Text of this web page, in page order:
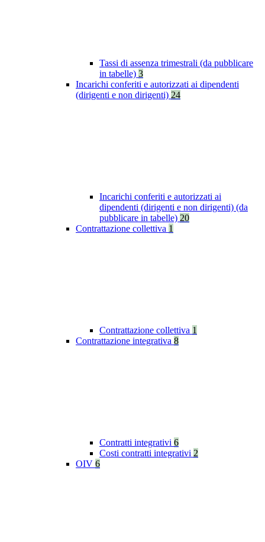
Tassi di assenza trimestrali (da pubblicare
in tabelle) 3
Incarichi conferiti e autorizzati ai dipendenti
(dirigenti e non dirigenti) 24
Incarichi conferiti e autorizzati ai
dipendenti (dirigenti e non dirigenti) (da
pubblicare in tabelle) 20
Contrattazione collettiva 1
Contrattazione collettiva 1
Contrattazione integrativa 8
Contratti integrativi 6
Costi contratti integrativi 2
OIV 6